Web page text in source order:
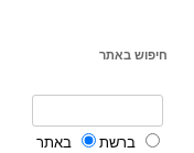
חיפוש באתר
ברשת באתר